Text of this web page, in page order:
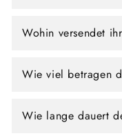
Wohin versendet
Wie viel betragen
Wie lange dauert